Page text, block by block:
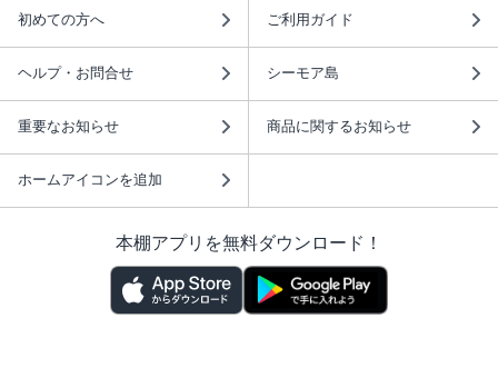
初めての方へ ご利用ガイド
ヘルプ・お問合せ シーモア島
重要なお知らせ 商品に関するお知らせ
ホームアイコンを追加
本棚アプリを無料ダウンロード！